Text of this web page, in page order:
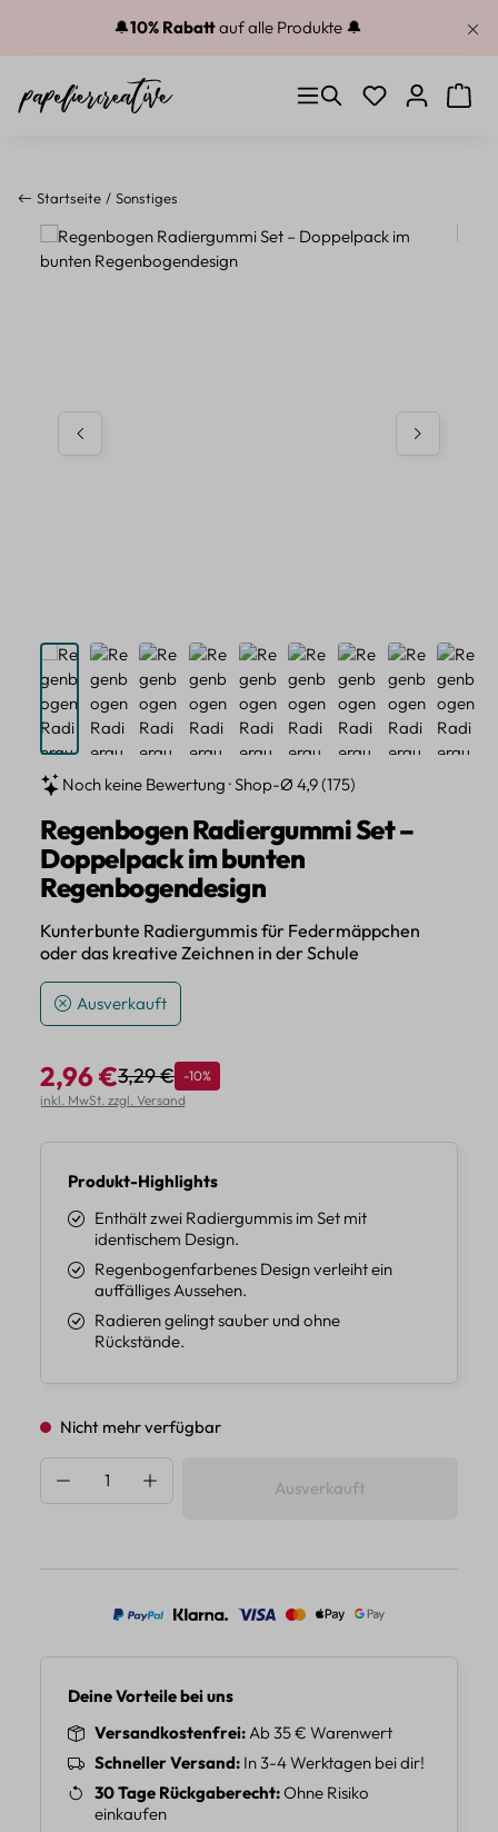
Zum Hauptinhalt springen
🔔10% Rabattauf alle Produkte 🔔
Du hast 0
Startseite Sonstiges
Bildergalerie überspringen
Noch keine Bewertung · Shop-Ø 4,9 (175)
Regenbogen Radiergummi Set –
Doppelpack im bunten
Regenbogendesign
Kunterbunte Radiergummis für Federmäppchen
oder das kreative Zeichnen in der Schule
Ausverkauft
Verkaufspreis:
2,96 €Regulärer Preis:
3,29 € Rabatt
-10%
inkl. MwSt. zzgl. Versand
Produkt-Highlights
Enthält zwei Radiergummis im Set mit
identischem Design.
Regenbogenfarbenes Design verleiht ein
auffälliges Aussehen.
Radieren gelingt sauber und ohne
Rückstände.
Nicht mehr verfügbar
Produkt Anzahl: Gib den gewünschten
Ausverkauft
Deine Vorteile bei uns
Versandkostenfrei Ab 35 € Warenwert
Schneller Versand In 3-4 Werktagen bei dir!
30 Tage Rückgaberecht Ohne Risiko
einkaufen